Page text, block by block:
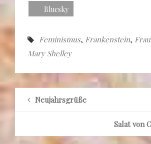
Bluesky
Feminismus, Frankenstein,
Mary Shelley
Neujahrsgrüße
Salat von